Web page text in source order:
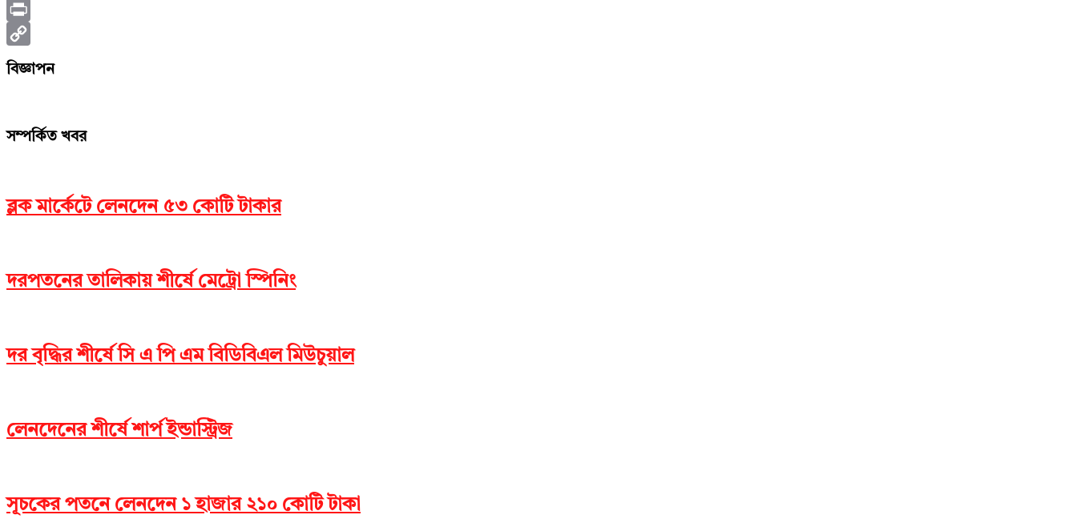
X
Print
Copy
বিজ্ঞাপন
সম্পর্কিত খবর
ব্লক মার্কেটে লেনদেন ৫৩ কোটি টাকার
দরপতনের তালিকায় শীর্ষে মেট্রো স্পিনিং
দর বৃদ্ধির শীর্ষে সি এ পি এম বিডিবিএল মিউচুয়াল
লেনদেনের শীর্ষে শার্প ইন্ডাস্ট্রিজ
সূচকের পতনে লেনদেন ১ হাজার ২১০ কোটি টাকা